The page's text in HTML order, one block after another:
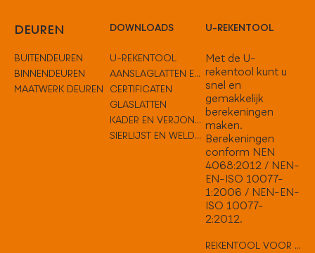
DEUREN
BUITENDEUREN
BINNENDEUREN
MAATWERK DEUREN
DOWNLOADS
U-REKENTOOL
AANSLAGLATTEN EN TUSSENOPLOSSINGEN
CERTIFICATEN
GLASLATTEN
KADER EN VERJONGEN
SIERLIJST EN WELDORPELS
U-REKENTOOL
Met de U-
rekentool kunt u
snel en
gemakkelijk
berekeningen
maken.
Berekeningen
conform NEN
4068:2012 / NEN-
EN-ISO 10077-
1:2006 / NEN-EN-
ISO 10077-
2:2012.
REKENTOOL VOOR VLAKKE DEUREN